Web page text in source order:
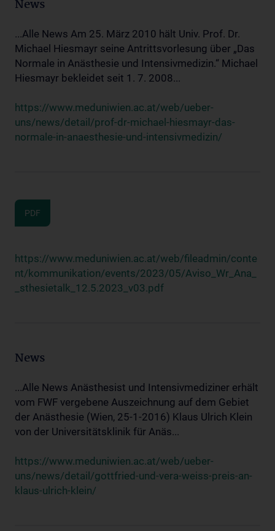
News
...Alle News Am 25. März 2010 hält Univ. Prof. Dr.
Michael Hiesmayr seine Antrittsvorlesung über „Das
Normale in Anästhesie und Intensivmedizin.“ Michael
Hiesmayr bekleidet seit 1. 7. 2008...
https://www.meduniwien.ac.at/web/ueber-
uns/news/detail/prof-dr-michael-hiesmayr-das-
normale-in-anaesthesie-und-intensivmedizin/
PDF
https://www.meduniwien.ac.at/web/fileadmin/conte
nt/kommunikation/events/2023/05/Aviso_Wr_Ana_
_sthesietalk_12.5.2023_v03.pdf
News
...Alle News Anästhesist und Intensivmediziner erhält
vom FWF vergebene Auszeichnung auf dem Gebiet
der Anästhesie (Wien, 25-1-2016) Klaus Ulrich Klein
von der Universitätsklinik für Anäs...
https://www.meduniwien.ac.at/web/ueber-
uns/news/detail/gottfried-und-vera-weiss-preis-an-
klaus-ulrich-klein/